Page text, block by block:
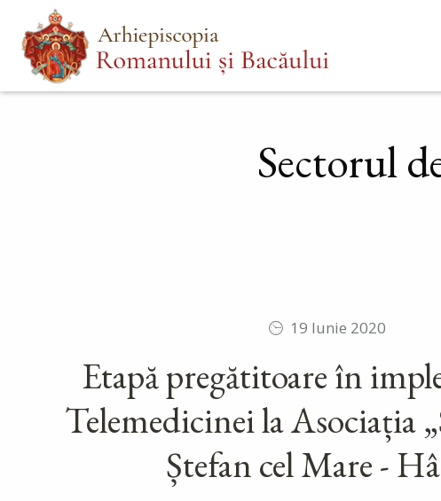
Mergi
conţinutul
principal
Main
menu
Sectorul
19 Iunie 2020
Etapă pregătitoare în
Telemedicinei la Asociația
Ștefan cel Mare -